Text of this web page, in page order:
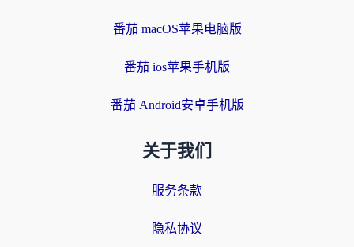
番茄 macOS苹果电脑版
番茄 ios苹果手机版
番茄 Android安卓手机版
关于我们
服务条款
隐私协议